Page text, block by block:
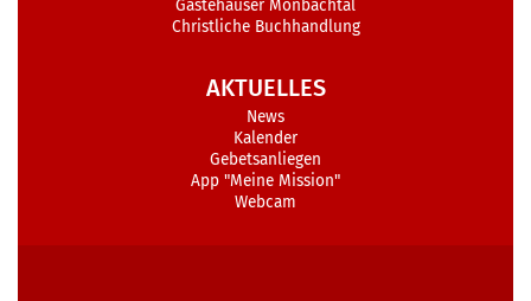
Gästehäuser Monbachtal
Christliche Buchhandlung
AKTUELLES
News
Kalender
Gebetsanliegen
App "Meine Mission"
Webcam